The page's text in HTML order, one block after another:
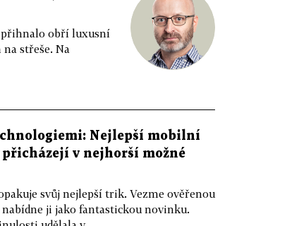
přihnalo obří luxusní
střeše. Na
Nejlepší mobilní
přicházejí v nejhorší možné
svůj nejlepší trik. Vezme ověřenou
ji jako fantastickou novinku.